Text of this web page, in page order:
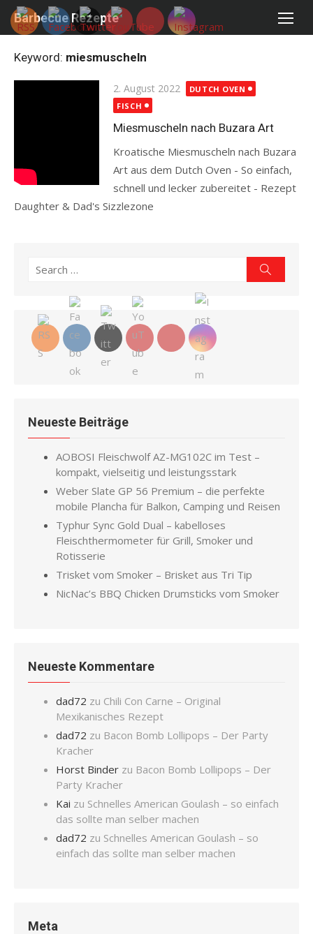
Skip
Barbecue Rezepte
Keyword: miesmuscheln
Posted
on
2. August 2022
DUTCH OVEN
FISCH
Miesmuscheln nach Buzara Art
Kroatische Miesmuscheln nach Buzara
Art aus dem Dutch Oven - So einfach,
schnell und lecker zubereitet - Rezept
Daughter & Dad's Sizzlezone
Search
Neueste Beiträge
AOBOSI Fleischwolf AZ-MG102C im Test –
kompakt, vielseitig und leistungsstark
Weber Slate GP 56 Premium – die perfekte
mobile Plancha für Balkon, Camping und Reisen
Typhur Sync Gold Dual – kabelloses
Fleischthermometer für Grill, Smoker und
Rotisserie
Trisket vom Smoker – Brisket aus Tri Tip
NicNac’s BBQ Chicken Drumsticks vom Smoker
Neueste Kommentare
dad72 zu Chili Con Carne – Original
Mexikanisches Rezept
dad72 zu Bacon Bomb Lollipops – Der Party
Kracher
Horst Binder zu Bacon Bomb Lollipops – Der
Party Kracher
Kai zu Schnelles American Goulash – so einfach
das sollte man selber machen
dad72 zu Schnelles American Goulash – so
einfach das sollte man selber machen
Meta